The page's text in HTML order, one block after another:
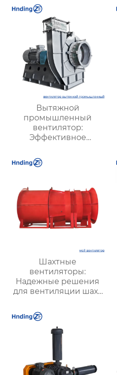
Вытяжной
промышленный
вентилятор:
Эффективное
надежной вентиляции
Шахтные
вентиляторы:
Надежные решения
для вентиляции шахт
| Купить с доставкой